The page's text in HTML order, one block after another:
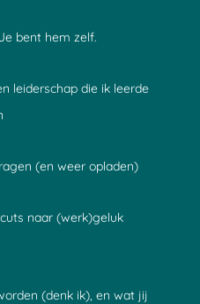
bent hem zelf.
leiderschap die ik leerde
(en weer opladen)
naar (werk)geluk
(denk ik), en wat jij